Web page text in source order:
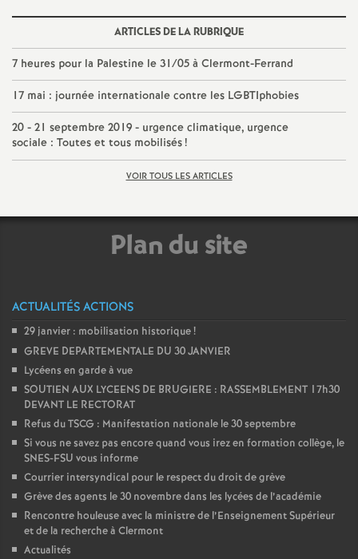
e
c
o
n
d
é
O
r
l
ARTICLES DE LA RUBRIQUE
7 heures pour la Palestine le 31/05 à Clermont-Ferrand
17 mai : journée internationale contre les LGBTIphobies
20 - 21 septembre 2019 - urgence climatique, urgence
sociale : Toutes et tous mobilisés!
VOIR TOUS LES ARTICLES
Plan du site
ACTUALITÉS ACTIONS
29 janvier : mobilisation historique!
GREVE DEPARTEMENTALE DU 30 JANVIER
Lycéens en garde à vue
SOUTIEN AUX LYCEENS DE BRUGIERE : RASSEMBLEMENT 17h30
DEVANT LE RECTORAT
Refus du TSCG : Manifestation nationale le 30 septembre
Si vous ne savez pas encore quand vous irez en formation collège, le
SNES-FSU vous informe
Courrier intersyndical pour le respect du droit de grève
Grève des agents le 30 novembre dans les lycées de l’académie
Rencontre houleuse avec la ministre de l’Enseignement Supérieur
et de la recherche à Clermont
Actualités